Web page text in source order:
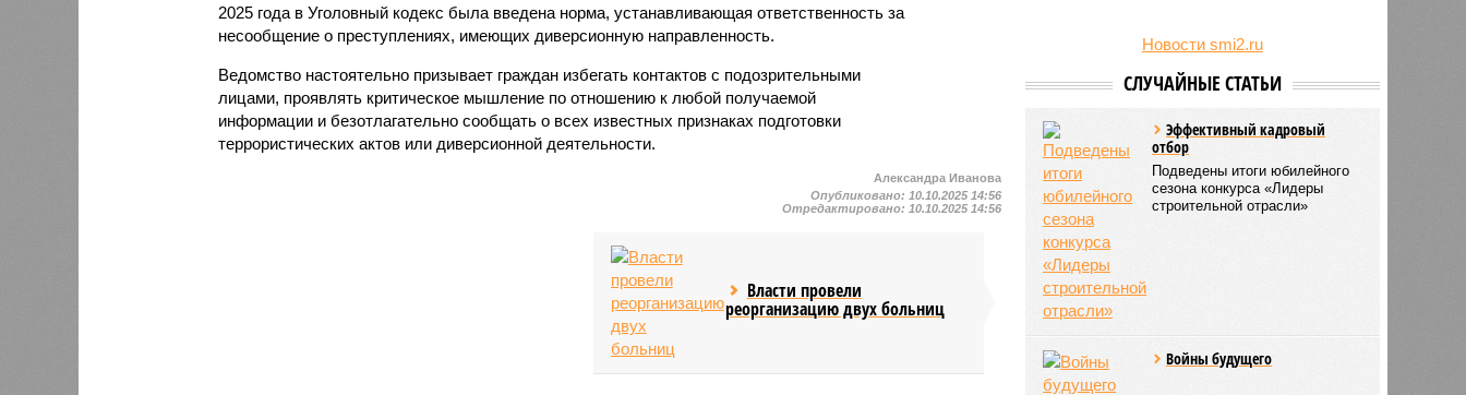
2025 года в Уголовный кодекс была введена норма, устанавливающая ответственность за
несообщение о преступлениях, имеющих диверсионную направленность.
Ведомство настоятельно призывает граждан избегать контактов с подозрительными
лицами, проявлять критическое мышление по отношению к любой получаемой
информации и безотлагательно сообщать о всех известных признаках подготовки
террористических актов или диверсионной деятельности.
Александра Иванова
Опубликовано: 10.10.2025 14:56
Отредактировано: 10.10.2025 14:56
Власти провели
реорганизацию двух больниц
Новости smi2.ru
СЛУЧАЙНЫЕ СТАТЬИ
Эффективный кадровый
отбор
Подведены итоги юбилейного
сезона конкурса «Лидеры
строительной отрасли»
Войны будущего